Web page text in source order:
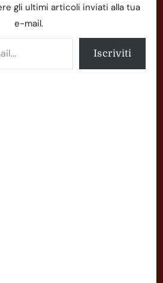
gli ultimi articoli inviati alla tua
e-mail.
Iscriviti